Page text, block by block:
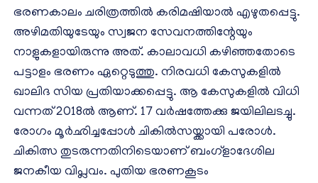
ഭരണകാലം ചരിത്രത്തില്‍ കരിമഷിയാല്‍ എഴുതപ്പെട്ടു.
അഴിമതിയുടേയും സ്വജന സേവനത്തിന്റേയും
നാളുകളായിരുന്നു അത്. കാലാവധി കഴിഞ്ഞതോടെ
പട്ടാളം ഭരണം ഏറ്റെടുത്തു. നിരവധി കേസുകളില്‍
ഖാലിദ സിയ പ്രതിയാക്കപ്പെട്ടു. ആ കേസുകളില്‍ വിധി
വന്നത് 2018ല്‍ ആണ്. 17 വര്‍ഷത്തേക്കു ജയിലിലടച്ചു.
രോഗം മൂര്‍ഛിച്ചപ്പോള്‍ ചികില്‍സയ്ക്കായി പരോള്‍.
ചികിത്സ തുടരുന്നതിനിടെയാണ് ബംഗ്‌ളാദേശില
ജനകീയ വിപ്ലവം. പുതിയ ഭരണകൂടം